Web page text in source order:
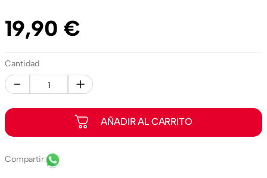
19,90 €
Cantidad